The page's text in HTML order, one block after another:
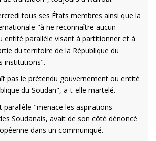
tous ses États membres ainsi que la
"à ne reconnaître aucun
entité parallèle visant à partitionner et à
du territoire de la République du
institutions".
pas le prétendu gouvernement ou entité
du Soudan", a-t-elle martelé.
parallèle "menace les aspirations
Soudanais, avait de son côté dénoncé
dans un communiqué.